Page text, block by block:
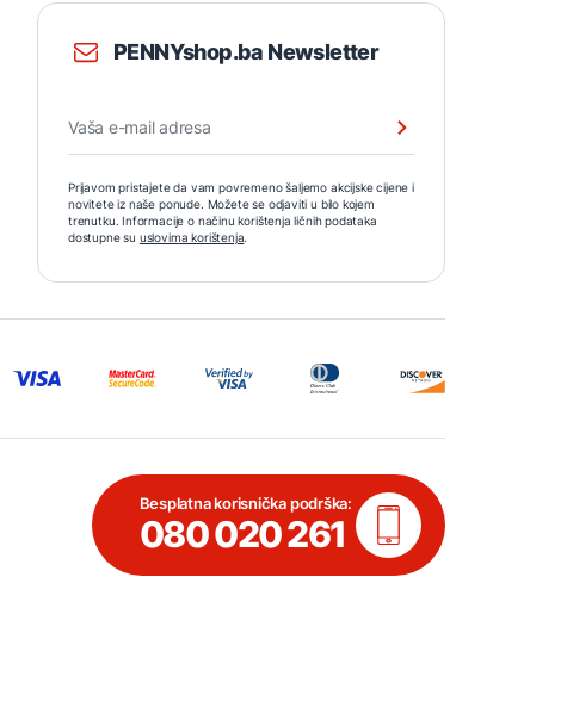
PENNYshop.ba Newsletter
Prijavom pristajete da vam povremeno šaljemo akcijske cijene i
novitete iz naše ponude. Možete se odjaviti u bilo kojem
trenutku. Informacije o načinu korištenja ličnih podataka
dostupne su uslovima korištenja.
Besplatna korisnička podrška:
080 020 261